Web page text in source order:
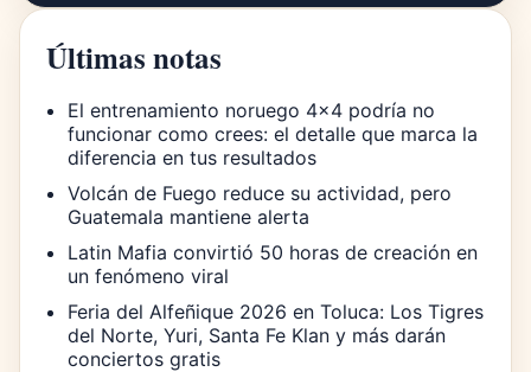
Últimas notas
El entrenamiento noruego 4×4 podría no
funcionar como crees: el detalle que marca la
diferencia en tus resultados
Volcán de Fuego reduce su actividad, pero
Guatemala mantiene alerta
Latin Mafia convirtió 50 horas de creación en
un fenómeno viral
Feria del Alfeñique 2026 en Toluca: Los Tigres
del Norte, Yuri, Santa Fe Klan y más darán
conciertos gratis